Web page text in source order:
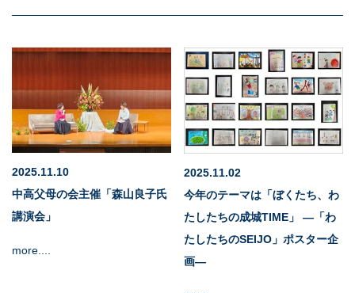
成城学園同窓会
成城学園への寄付について
成城学園広報サイト「sful-full」
キャンパスマップ
教職員専用
2025.11.10
中高父母の会主催「森山良子氏
講演会」
more....
2025.11.02
今年のテーマは「ぼくたち、わ
たしたちの成城TIME」 —「わ
たしたちのSEIJO」ポスター企
画—